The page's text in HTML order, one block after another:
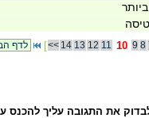
[<< 14 13 12 11 10 9 8
את התגובה עליך